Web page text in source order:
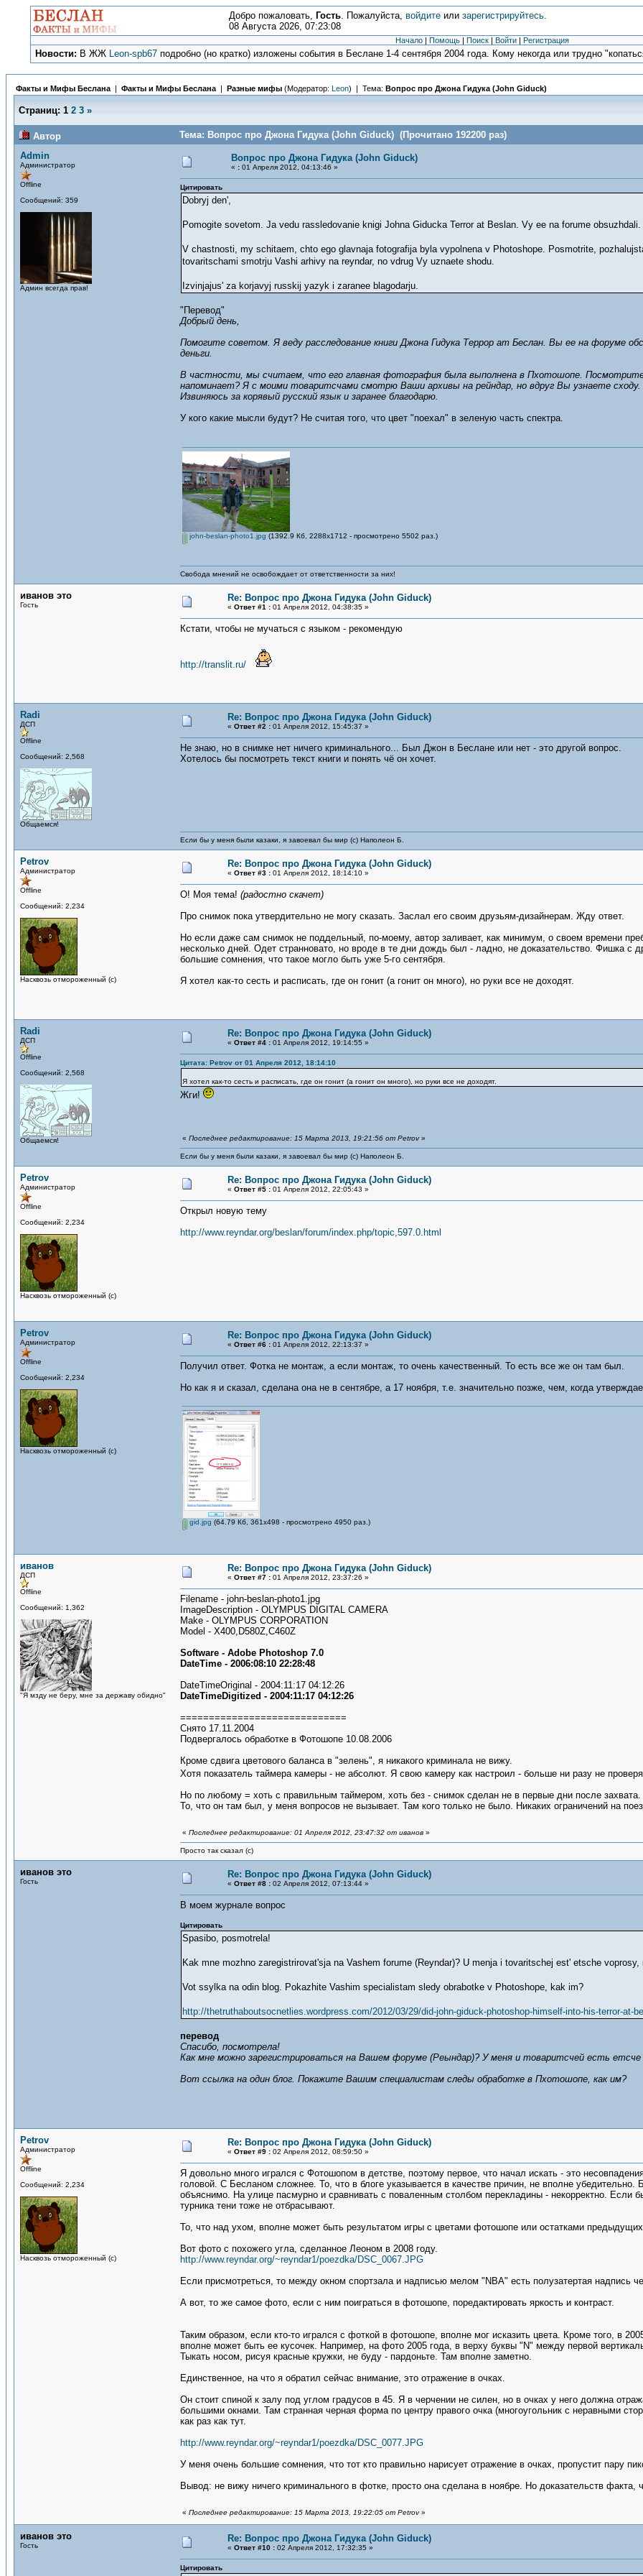
Добро пожаловать, Гость. Пожалуйста, войдитеили зарегистрируйтесь.
08 Августа 2026, 07:23:08
Начало | Помощь | Поиск | Войти | Регистрация
Новости: В ЖЖ Leon-spb67 подробно (но кратко) изложены события в Беслане 1-4 сентября 2004 года. Кому некогда или трудно
Факты и Мифы Беслана | Факты и Мифы Беслана | Разные мифы (Модератор: Leon) | Тема: Вопрос про Джона Гидука (John Giduck)
Страниц: 1 2 3 »
Автор
Тема: Вопрос про Джона Гидука (John Giduck) (Прочитано 192200 раз)
Admin
Администратор
Offline
Сообщений: 359
Админ всегда прав!
Вопрос про Джона Гидука (John Giduck)
« : 01 Апреля 2012, 04:13:46 »
Цитировать
Dobryj den',
Pomogite sovetom. Ja vedu rassledovanie knigi Johna Giducka Terror at Beslan. Vy ee na forume
V chastnosti, my schitaem, chto ego glavnaja fotografija byla vypolnena v Photoshope. Posmotrite,
tovaritschami smotrju Vashi arhivy na reyndar, no vdrug Vy uznaete shodu.
Izvinjajus' za korjavyj russkij yazyk i zaranee blagodarju.
"Перевод"
Добрый день,
Помогите советом. Я веду расследование книги Джона Гидука Террор ат Беслан. Вы ее на форуме
деньги.
В частности, мы считаем, что его главная фотография была выполнена в Пхотошопе.
напоминает? Я с моими товаритсчами смотрю Ваши архивы на рейндар, но вдруг Вы узнаете сходу.
Извиняюсь за корявый русский язык и заранее благодарю.
У кого какие мысли будут? Не считая того, что цвет "поехал" в зеленую часть спектра.
john-beslan-photo1.jpg (1392.9 Кб, 2288x1712 - просмотрено 5502 раз.)
Свобода мнений не освобождает от ответственности за них!
иванов это
Гость
Re: Вопрос про Джона Гидука (John Giduck)
« Ответ #1 : 01 Апреля 2012, 04:38:35 »
Кстати, чтобы не мучаться с языком - рекомендую
http://translit.ru/
Radi
ДСП
Offline
Сообщений: 2,568
Общаемся!
Re: Вопрос про Джона Гидука (John Giduck)
« Ответ #2 : 01 Апреля 2012, 15:45:37 »
Не знаю, но в снимке нет ничего криминального... Был Джон в Беслане или нет - это другой вопрос.
Хотелось бы посмотреть текст книги и понять чё он хочет.
Если бы у меня были казаки, я завоевал бы мир (с) Наполеон Б.
Petrov
Администратор
Offline
Сообщений: 2,234
Насквозь отмороженный (с)
Re: Вопрос про Джона Гидука (John Giduck)
« Ответ #3 : 01 Апреля 2012, 18:14:10 »
О! Моя тема! (радостно скачет)
Про снимок пока утвердительно не могу сказать. Заслал его своим друзьям-дизайнерам. Жду ответ.
Но если даже сам снимок не поддельный, по-моему, автор заливает, как минимум, о своем времени
несколько дней. Одет странновато, но вроде в те дни дождь был - ладно, не доказательство. Фишка
большие сомнения, что такое могло быть уже 5-го сентября.
Я хотел как-то сесть и расписать, где он гонит (а гонит он много), но руки все не доходят.
Radi
ДСП
Offline
Сообщений: 2,568
Общаемся!
Re: Вопрос про Джона Гидука (John Giduck)
« Ответ #4 : 01 Апреля 2012, 19:14:55 »
Цитата: Petrov от 01 Апреля 2012, 18:14:10
Я хотел как-то сесть и расписать, где он гонит (а гонит он много), но руки все не доходят.
Жги!
« Последнее редактирование: 15 Марта 2013, 19:21:56 от Petrov»
Если бы у меня были казаки, я завоевал бы мир (с) Наполеон Б.
Petrov
Администратор
Offline
Сообщений: 2,234
Насквозь отмороженный (с)
Re: Вопрос про Джона Гидука (John Giduck)
« Ответ #5 : 01 Апреля 2012, 22:05:43 »
Открыл новую тему
http://www.reyndar.org/beslan/forum/index.php/topic,597.0.html
Petrov
Администратор
Offline
Сообщений: 2,234
Насквозь отмороженный (с)
Re: Вопрос про Джона Гидука (John Giduck)
« Ответ #6 : 01 Апреля 2012, 22:13:37 »
Получил ответ. Фотка не монтаж, а если монтаж, то очень качественный. То есть все же он там был.
Но как я и сказал, сделана она не в сентябре, а 17 ноября, т.е. значительно позже, чем, когда
gid.jpg (64.79 Кб, 361x498 - просмотрено 4950 раз.)
иванов
ДСП
Offline
Сообщений: 1,362
"Я мзду не беру, мне за державу обидно"
Re: Вопрос про Джона Гидука (John Giduck)
« Ответ #7 : 01 Апреля 2012, 23:37:26 »
Filename - john-beslan-photo1.jpg
ImageDescription - OLYMPUS DIGITAL CAMERA
Make - OLYMPUS CORPORATION
Model - X400,D580Z,C460Z
Software - Adobe Photoshop 7.0
DateTime - 2006:08:10 22:28:48
DateTimeOriginal - 2004:11:17 04:12:26
DateTimeDigitized - 2004:11:17 04:12:26
=============================
Снято 17.11.2004
Подвергалось обработке в Фотошопе 10.08.2006
Кроме сдвига цветового баланса в "зелень", я никакого криминала не вижу.
Хотя показатель таймера камеры - не абсолют. Я свою камеру как настроил - больше ни разу не
Но по любому = хоть с правильным таймером, хоть без - снимок сделан не в первые дни после
То, что он там был, у меня вопросов не вызывает. Там кого только не было. Никаких ограничений на
« Последнее редактирование: 01 Апреля 2012, 23:47:32 от иванов »
Просто так сказал (с)
иванов это
Гость
Re: Вопрос про Джона Гидука (John Giduck)
« Ответ #8 : 02 Апреля 2012, 07:13:44 »
В моем журнале вопрос
Цитировать
Spasibo, posmotrela!
Kak mne mozhno zaregistrirovat'sja na Vashem forume (Reyndar)? U menja i tovaritschej est' etsche
Vot ssylka na odin blog. Pokazhite Vashim specialistam sledy obrabotke v Photoshope, kak im?
http://thetruthaboutsocnetlies.wordpress.com/2012/03/29/did-john-giduck-photoshop-himself-into-his-terror-at-
перевод
Спасибо, посмотрела!
Как мне можно зарегистрироваться на Вашем форуме (Реындар)? У меня и товаритсчей есть
Вот ссылка на один блог. Покажите Вашим специалистам следы обработке в Пхотошопе, как им?
Petrov
Администратор
Offline
Сообщений: 2,234
Насквозь отмороженный (с)
Re: Вопрос про Джона Гидука (John Giduck)
« Ответ #9 : 02 Апреля 2012, 08:59:50 »
Я довольно много игрался с Фотошопом в детстве, поэтому первое, что начал искать - это
головой. С Бесланом сложнее. То, что в блоге указывается в качестве причин, не вполне
объяснимо. На улице пасмурно и сравнивать с поваленным столбом перекладины - некорректно.
турника тени тоже не отбрасывают.
То, что над ухом, вполне может быть результатом игры с цветами фотошопе или остатками
Вот фото с похожего угла, сделанное Леоном в 2008 году.
http://www.reyndar.org/~reyndar1/poezdka/DSC_0067.JPG
Если присмотреться, то между окном спортзала и надписью мелом "NBA" есть полузатертая надпись
А вот, то же самое фото, если с ним поиграться в фотошопе, поредактировать яркость и контраст.
Таким образом, если кто-то игрался с фоткой в фотошопе, вполне мог исказить цвета. Кроме того, в
вполне может быть ее кусочек. Например, на фото 2005 года, в верху буквы "N" между первой
Тыкать носом, рисуя красные кружки, не буду - пардоньте. Там вполне заметно.
Единственное, на что я обратил сейчас внимание, это отражение в очках.
Он стоит спиной к залу под углом градусов в 45. Я в черчении не силен, но в очках у него должна
большими окнами. Там странная черная форма по центру правого очка (многоугольник с неравными
как раз как тут.
http://www.reyndar.org/~reyndar1/poezdka/DSC_0077.JPG
У меня очень большие сомнения, что тот кто правильно нарисует отражение в очках, пропустит пару
Вывод: не вижу ничего криминального в фотке, просто она сделана в ноябре. Но доказательств
« Последнее редактирование: 15 Марта 2013, 19:22:05 от Petrov»
иванов это
Гость
Re: Вопрос про Джона Гидука (John Giduck)
« Ответ #10 : 02 Апреля 2012, 17:32:35 »
Цитировать